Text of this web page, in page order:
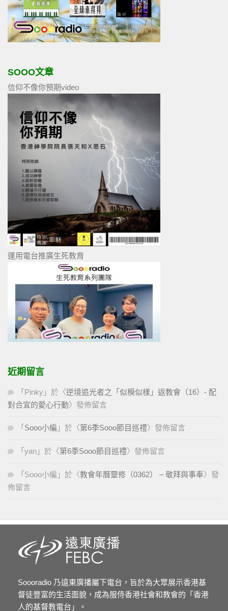
SOOO文章
信仰不像你預期video
運用電台推廣生死教育
近期留言
「 Pinky 」於〈逆境追光者之「似模似樣」返教會（16）- 配
對合宜的愛心行動〉發佈留言
「 Sooo小編 」於〈第6季Sooo節目巡禮〉發佈留言
「 yan 」於〈第6季Sooo節目巡禮〉發佈留言
「 Sooo小編 」於〈教會年曆靈修（0362） – 敬拜與事奉〉發
佈留言
Soooradio 乃遠東廣播屬下電台，旨於為大眾展示香港基
督徒豐富的生活面貌，成為服侍香港社會和教會的「香港
人的基督教電台」。